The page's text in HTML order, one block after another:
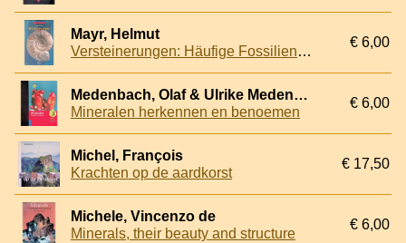
Mayr, Helmut
Versteinerungen: Häufige Fossilien von wirbellosen Tieren und Pflanzen
€ 6,00
Medenbach, Olaf & Ulrike Medenbach
Mineralen herkennen en benoemen
€ 6,00
Michel, François
Krachten op de aardkorst
€ 17,50
Michele, Vincenzo de
Minerals, their beauty and structure
€ 6,00